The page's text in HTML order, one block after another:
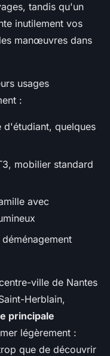
tandis qu'un
inutilement vos
manœuvres dans
usages
:
d'étudiant, quelques
mobilier standard
avec
ville de Nantes
Herblain,
principale
légèrement :
que de découvrir